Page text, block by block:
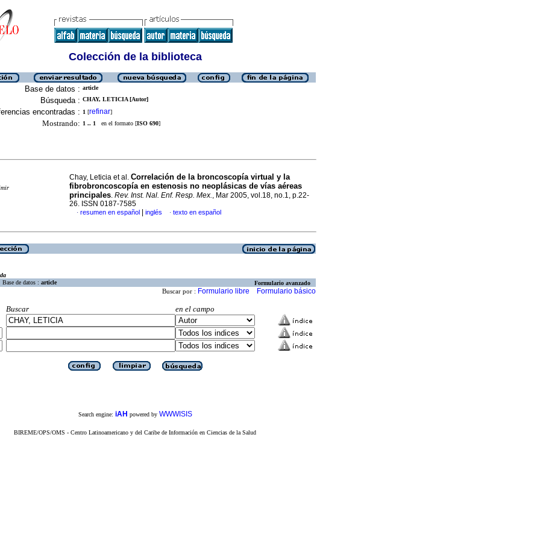
Colección de la biblioteca
Base de datos : article
Búsqueda : CHAY, LETICIA [Autor]
encontradas : 1 [refinar]
Mostrando: 1 .. 1 en el formato [ISO 690]
Chay, Leticia et al. Correlación de la broncoscopía virtual y la
fibrobroncoscopía en estenosis no neoplásicas de vías aéreas
principales. Rev. Inst. Nal. Enf. Resp. Mex., Mar 2005, vol.18, no.1, p.22-
26. ISSN 0187-7585
· resumen en español inglés · texto en español
Base de datos : article Formulario avanzado
Buscar por : Formulario libre Formulario básico
Buscar
en el campo
Search engine: iAH powered by WWWISIS
BIREME/OPS/OMS - Centro Latinoamericano y del Caribe de Información en Ciencias de la Salud